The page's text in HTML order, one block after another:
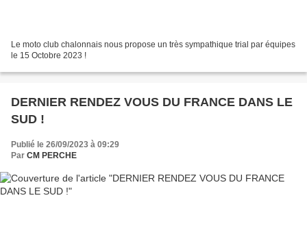
Le moto club chalonnais nous propose un très sympathique trial par équipes
le 15 Octobre 2023 !
DERNIER RENDEZ VOUS DU FRANCE DANS LE
SUD !
Publié le 26/09/2023 à 09:29
Par CM PERCHE